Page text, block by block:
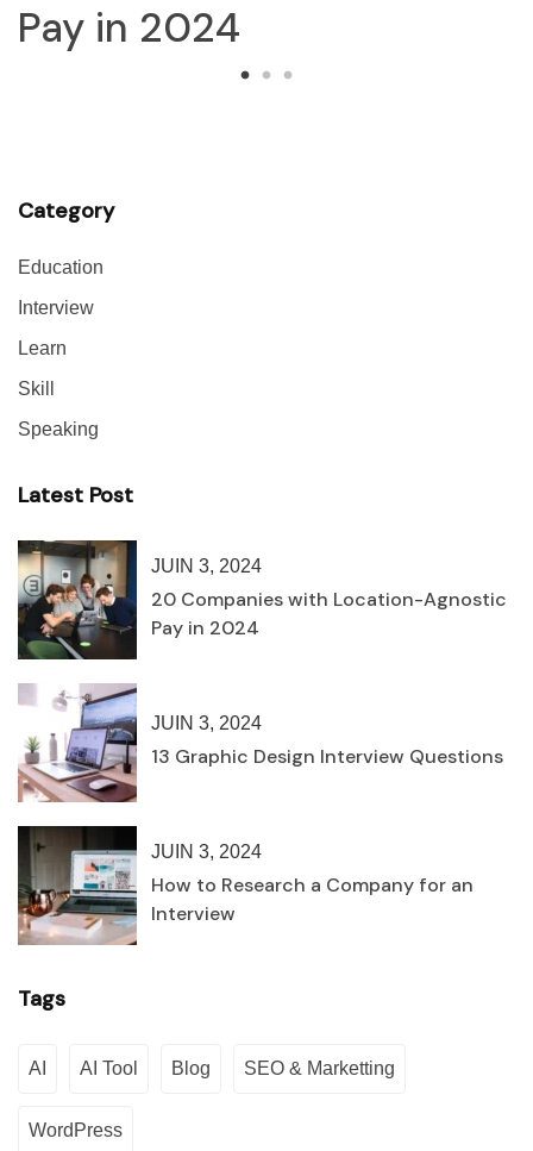
Pay in 2024
Category
Education
Interview
Learn
Skill
Speaking
Latest Post
JUIN 3, 2024
20 Companies with Location-Agnostic
Pay in 2024
JUIN 3, 2024
13 Graphic Design Interview Questions
JUIN 3, 2024
How to Research a Company for an
Interview
Tags
AI AI Tool Blog SEO & Marketting
WordPress